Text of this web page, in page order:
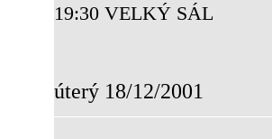
19:30 VELKÝ SÁL
úterý 18/12/2001